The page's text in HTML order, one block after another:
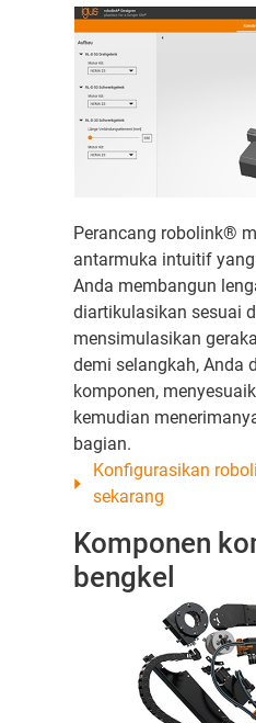
Perancang robolink®
antarmuka intuitif
Anda membangun
diartikulasikan sesuai
mensimulasikan
demi selangkah, Anda
komponen,
kemudian
bagian.
Konfigurasikan
sekarang
Komponen
bengkel